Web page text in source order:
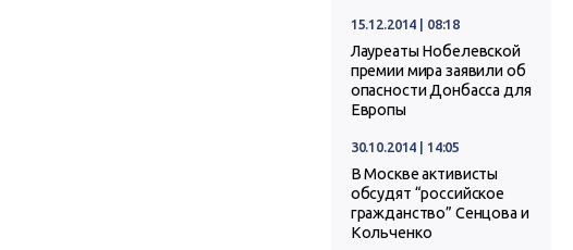
15.12.2014 | 08:18
Лауреаты Нобелевской
премии мира заявили об
опасности Донбасса для
Европы
30.10.2014 | 14:05
В Москве активисты
обсудят “российское
гражданство” Сенцова и
Кольченко